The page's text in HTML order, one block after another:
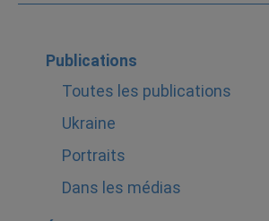
Publications
Toutes les publications
Ukraine
Portraits
Dans les médias